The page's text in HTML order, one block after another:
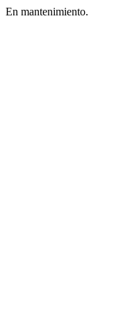
En mantenimiento.